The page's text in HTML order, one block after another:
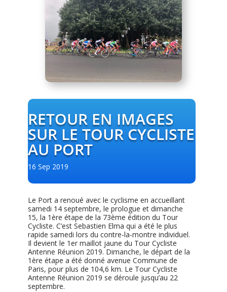
RETOUR EN IMAGES
SUR LE TOUR CYCLISTE
AU PORT
16 Sep 2019
Le Port a renoué avec le cyclisme en accueillant
samedi 14 septembre, le prologue et dimanche
15, la 1ère étape de la 73ème édition du Tour
Cycliste. C’est Sebastien Elma qui a été le plus
rapide samedi lors du contre-la-montre individuel.
Il devient le 1er maillot jaune du Tour Cycliste
Antenne Réunion 2019. Dimanche, le départ de la
1ère étape a été donné avenue Commune de
Paris, pour plus de 104,6 km. Le Tour Cycliste
Antenne Réunion 2019 se déroule jusqu’au 22
septembre.